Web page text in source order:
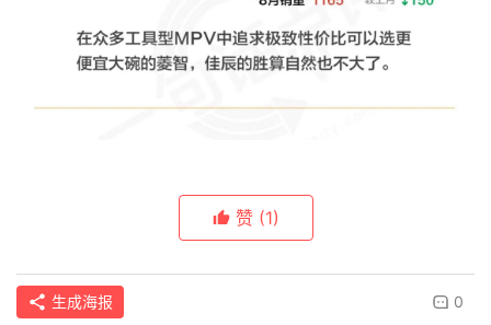
赞 (1)
生成海报 0